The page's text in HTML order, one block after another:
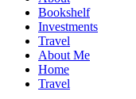
Bookshelf
Investments
Travel
About Me
Home
Travel